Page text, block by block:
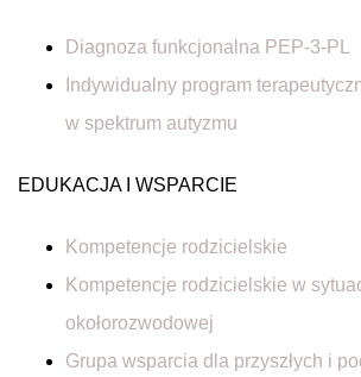
Diagnoza funkcjonalna PEP-3-PL
Indywidualny program
w spektrum autyzmu
EDUKACJA I WSPARCIE
Kompetencje rodzicielskie
Kompetencje rodzicielskie w
okołorozwodowej
Grupa wsparcia dla przyszłych i